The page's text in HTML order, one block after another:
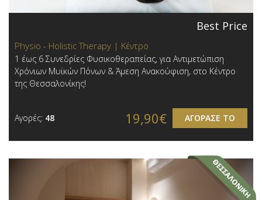
Best Price
Physio - Holistic Therapy | Κέντρο
1 έως 6 Συνεδρίες Φυσικοθεραπείας, για Αντιμετώπιση
Χρόνιων Μυϊκών Πόνων & Άμεση Ανακούφιση, στο Κέντρο
της Θεσσαλονίκης!
Αγορές: 48 ΑΓΟΡΑΣΕ ΤΟ
19,90€